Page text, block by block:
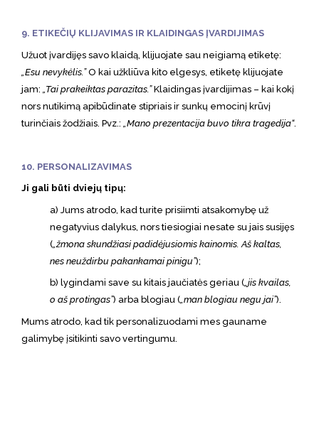
9. ETIKEČIŲ KLIJAVIMAS IR KLAIDINGAS ĮVARDIJIMAS
Užuot įvardijęs savo klaidą, klijuojate sau neigiamą etiketę:
„Esu nevykėlis.”O kai užkliūva kito elgesys, etiketę klijuojate
jam: „Tai prakeiktas parazitas.”Klaidingas įvardijimas – kai kokį
nors nutikimą apibūdinate stipriais ir sunkų emocinį krūvį
turinčiais žodžiais. Pvz.: „Mano prezentacija buvo tikra tragedija“.
10. PERSONALIZAVIMAS
Ji gali būti dviejų tipų:
a) Jums atrodo, kad turite prisiimti atsakomybę už
negatyvius dalykus, nors tiesiogiai nesate su jais susijęs
(„žmona skundžiasi padidėjusiomis kainomis. Aš kaltas,
nes neuždirbu pakankamai pinigu”);
b) lygindami save su kitais jaučiatės geriau („jis kvailas,
o aš protingas”) arba blogiau („man blogiau negu jai”).
Mums atrodo, kad tik personalizuodami mes gauname
galimybę įsitikinti savo vertingumu.